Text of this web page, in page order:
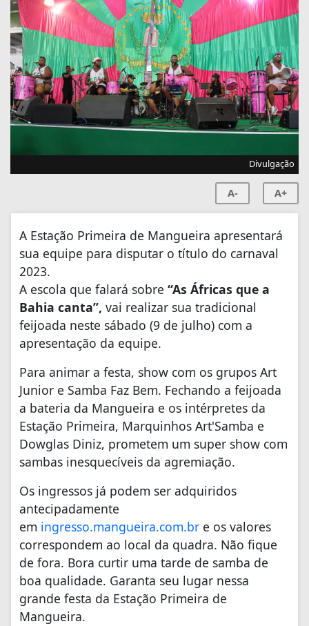
Divulgação
A- A+
A Estação Primeira de Mangueira apresentará
sua equipe para disputar o título do carnaval
2023.
A escola que falará sobre “As Áfricas que a
Bahia canta”, vai realizar sua tradicional
feijoada neste sábado (9 de julho) com a
apresentação da equipe.
Para animar a festa, show com os grupos Art
Junior e Samba Faz Bem. Fechando a feijoada
a bateria da Mangueira e os intérpretes da
Estação Primeira, Marquinhos Art'Samba e
Dowglas Diniz, prometem um super show com
sambas inesquecíveis da agremiação.
Os ingressos já podem ser adquiridos
antecipadamente
em ingresso.mangueira.com.br e os valores
correspondem ao local da quadra. Não fique
de fora. Bora curtir uma tarde de samba de
boa qualidade. Garanta seu lugar nessa
grande festa da Estação Primeira de
Mangueira.